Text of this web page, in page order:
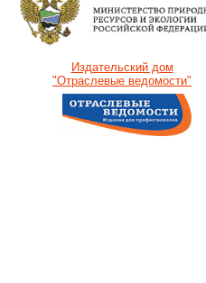
Издательский дом
"Отраслевые ведомости"